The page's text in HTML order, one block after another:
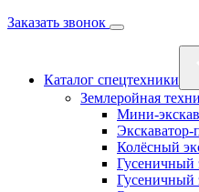
Заказать звонок
Каталог спецтехники
Землеройная
Мини-
Экскаватор-
Колёсный
Гусеничный
Гусеничный